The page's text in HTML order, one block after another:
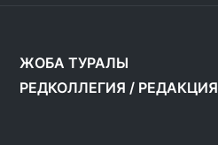
ЖОБА ТУРАЛЫ
РЕДКОЛЛЕГИЯ / РЕДАКЦИЯ